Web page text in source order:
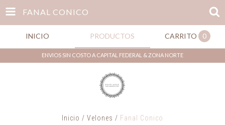
FANAL CONICO
INICIO PRODUCTOS CARRITO 0
ENVIOS SIN COSTO A CAPITAL FEDERAL & ZONA NORTE
Inicio / Velones / Fanal Conico